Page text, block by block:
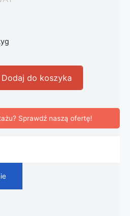
Artemide Tolomeo Micro
Dodaj do koszyka
Sprawdź naszą ofertę!